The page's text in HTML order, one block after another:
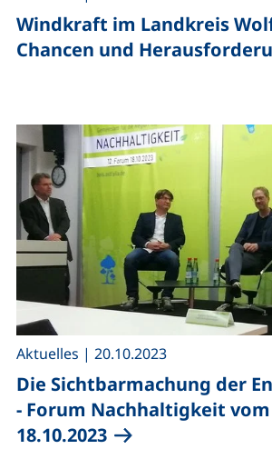
Windkraft im Landkreis
Chancen und
Die Sichtbarmachung der
- Forum Nachhaltigkeit vom
18.10.2023
Aktuelles | 20.10.2023